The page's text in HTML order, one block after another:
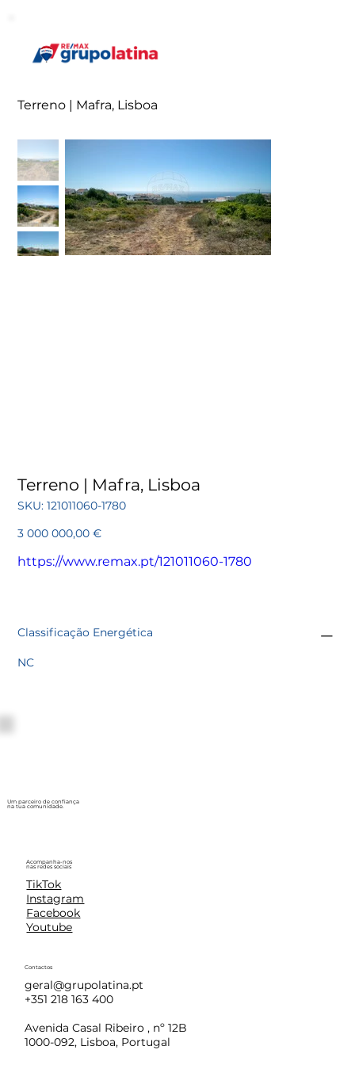
Terreno | Mafra, Lisboa
Terreno | Mafra, Lisboa
SKU: SKU
121011060-
121011060-1780
Preço
3 000 000,00 €
https://www.remax.pt/121011060-1780
Classificação Energética
NC
Um parceiro de confiança
na tua comunidade.
Acompanha-nos
nas redes sociais
TikTok
Instagram
Facebook
Youtube
Contactos
geral@grupolatina.pt
+351 218 163 400
Avenida Casal Ribeiro , nº 12B
1000-092, Lisboa, Portugal